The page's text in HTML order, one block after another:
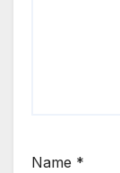
Name *